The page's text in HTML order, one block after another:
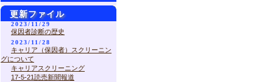
更新ファイル
2023/11/29
保因者診断の歴史
2023/11/28
キャリア（保因者）スクリーニン
グについて
キャリアスクリーニング
17-5-21読売新聞報道